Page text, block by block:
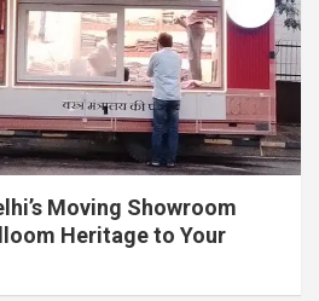
Moving Showroom
Heritage to Your